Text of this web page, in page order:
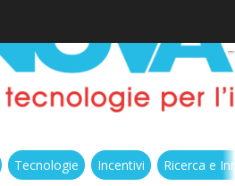
Tecnologie Incentivi Ricerca e